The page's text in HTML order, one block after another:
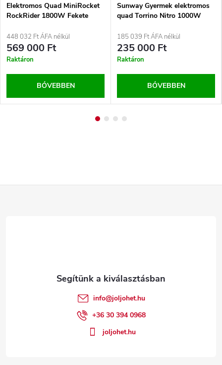
Elektromos Quad MiniRocket
RockRider 1800W Fekete
448 032 Ft ÁFA nélkül
569 000 Ft
Raktáron
BŐVEBBEN
Sunway Gyermek elektromos
quad Torrino Nitro 1000W
185 039 Ft ÁFA nélkül
235 000 Ft
Raktáron
BŐVEBBEN
info@joljohet.hu
+36 30 394 0968
joljohet.hu